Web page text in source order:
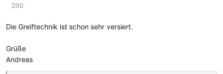
200
Die Greiftechnik ist schon sehr versiert.
Grüße
Andreas